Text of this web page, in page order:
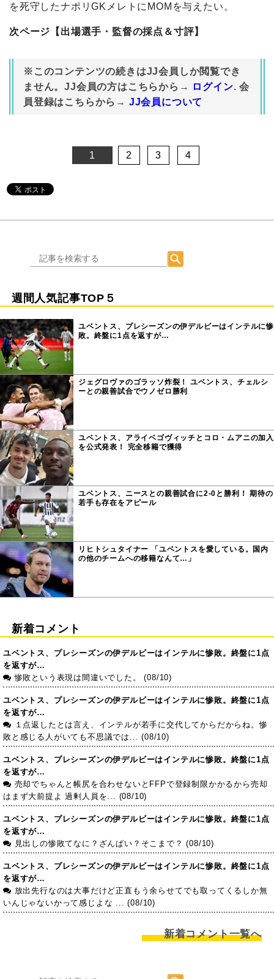
を死守したナポリGKメレトにMOMを与えたい。
次ページ【出場選手・監督の採点＆寸評】
※このコンテンツの続きはJJ会員しか閲覧でき
ません。JJ会員の方はこちらから→
ログイン. 会
員登録はこちらから→ JJ会員について
1 2 3 4
週間人気記事TOP５
ユベントス、プレシーズンの伊デルビーはインテルに惨
敗。終盤に1点を返すが…
ジェグロヴァのゴラッソ炸裂！ ユベントス、チェルシ
ーとの親善試合でウノゼロ勝利
ユベントス、アライベゴヴィッチとコロ・ムアニの加入
を公式発表！ 完全移籍で獲得
ユベントス、ニースとの親善試合に2-0と勝利！ 期待の
若手も存在をアピール
リヒトシュタイナー 「ユベントスを愛している。国内
の他のチームへの移籍なんて…」
新着コメント
ユベントス、プレシーズンの伊デルビーはインテルに惨敗。終盤に1点
を返すが…
惨敗という表現は間違いでした。 (08/10)
ユベントス、プレシーズンの伊デルビーはインテルに惨敗。終盤に1点
を返すが…
１点返したとは言え、インテルが若手に交代してからだからね。惨
敗と感じる人がいても不思議では... (08/10)
ユベントス、プレシーズンの伊デルビーはインテルに惨敗。終盤に1点
を返すが…
売却でちゃんと帳尻を合わせないとFFPで登録制限かかるから売却
はまず大前提よ 過剰人員を... (08/10)
ユベントス、プレシーズンの伊デルビーはインテルに惨敗。終盤に1点
を返すが…
見出しの惨敗てなに？ざんぱい？そこまで？ (08/10)
ユベントス、プレシーズンの伊デルビーはインテルに惨敗。終盤に1点
を返すが…
放出先行なのは大事だけど正直もう余らせてでも取ってくるしか無
いんじゃないかって感じよな ... (08/10)
新着コメント一覧へ